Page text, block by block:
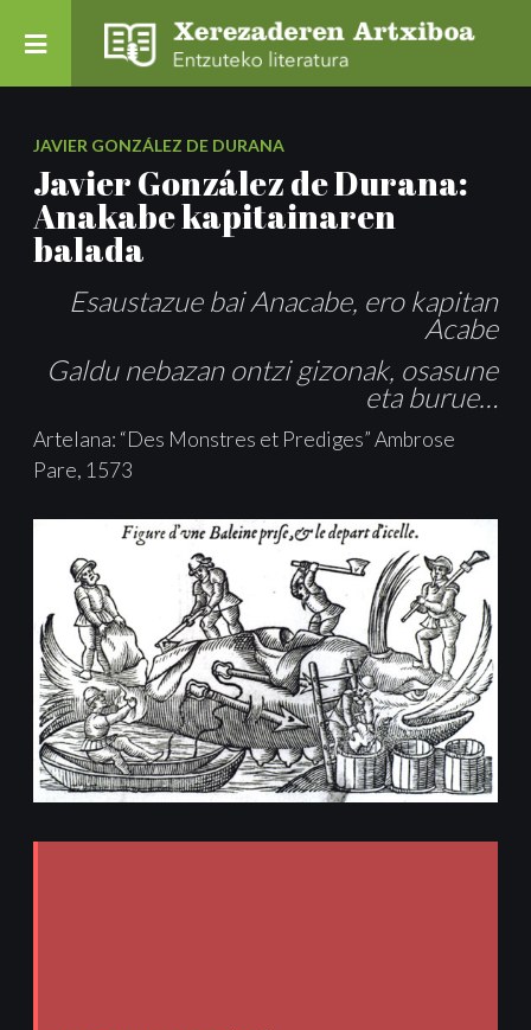
JAVIER GONZÁLEZ DE DURANA
Javier González de Durana:
Anakabe kapitainaren
balada
Esaustazue bai Anacabe, ero kapitan
Acabe
Galdu nebazan ontzi gizonak, osasune
eta burue…
Artelana: “Des Monstres et Prediges” Ambrose
Pare, 1573